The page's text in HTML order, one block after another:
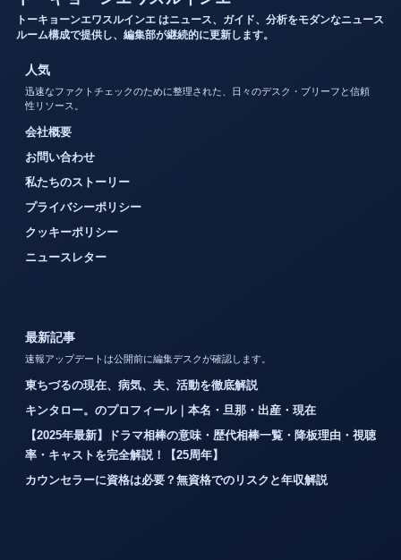
トーキョーンエワスルインエ はニュース、ガイド、分析をモダンなニュース
ルーム構成で提供し、編集部が継続的に更新します。
人気
迅速なファクトチェックのために整理された、日々のデスク・ブリーフと信頼
性リソース。
会社概要
お問い合わせ
私たちのストーリー
プライバシーポリシー
クッキーポリシー
ニュースレター
最新記事
速報アップデートは公開前に編集デスクが確認します。
東ちづるの現在、病気、夫、活動を徹底解説
キンタロー。のプロフィール｜本名・旦那・出産・現在
【2025年最新】ドラマ相棒の意味・歴代相棒一覧・降板理由・視聴
率・キャストを完全解説！【25周年】
カウンセラーに資格は必要？無資格でのリスクと年収解説